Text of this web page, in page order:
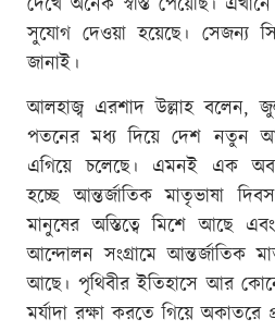
সুযোগ দেওয়া হয়েছে। সেজন্য
জানাই।
আলহাজ্ব এরশাদ উল্লাহ বলেন,
পতনের মধ্য দিয়ে দেশ নতুন
এগিয়ে চলেছে। এমনই এক
হচ্ছে আন্তর্জাতিক মাতৃভাষা
মানুষের অস্তিত্বে মিশে আছে
আন্দোলন সংগ্রামে আন্তর্জাতিক
আছে। পৃথিবীর ইতিহাসে আর
মর্যাদা রক্ষা করতে গিয়ে অকাতরে